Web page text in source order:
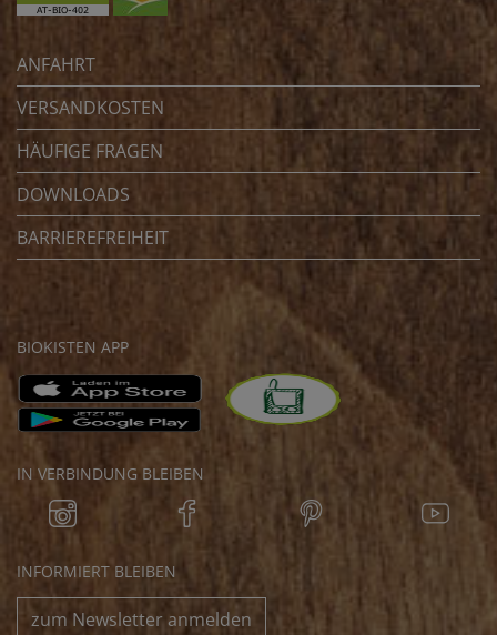
ANFAHRT
VERSANDKOSTEN
HÄUFIGE FRAGEN
DOWNLOADS
BARRIEREFREIHEIT
BIOKISTEN APP
IN VERBINDUNG BLEIBEN
INFORMIERT BLEIBEN
zum Newsletter anmelden